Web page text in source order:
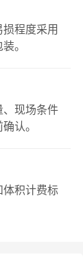
程度采用
。
、现场条件
认。
体积计费标